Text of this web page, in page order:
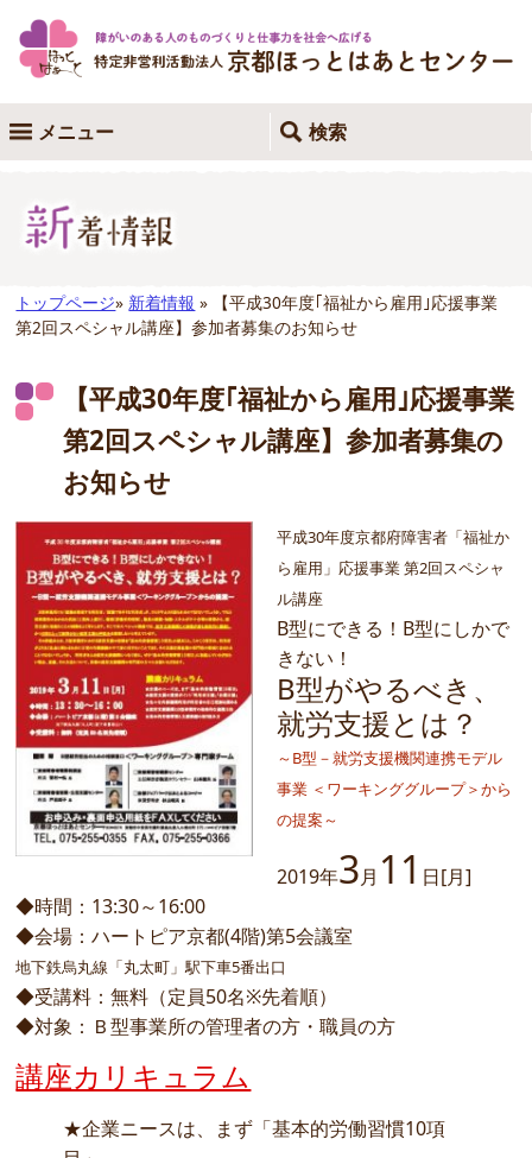
メニュー 検索
トップページ» 新着情報 » 【平成30年度｢福祉から雇用｣応援事業
第2回スペシャル講座】参加者募集のお知らせ
【平成30年度｢福祉から雇用｣応援事業
第2回スペシャル講座】参加者募集の
お知らせ
平成30年度京都府障害者「福祉か
ら雇用」応援事業 第2回スペシャ
ル講座
B型にできる！B型にしかで
きない！
B型がやるべき、
就労支援とは？
～B型－就労支援機関連携モデル
事業 ＜ワーキンググループ＞から
の提案～
2019年3月 11 日[月]
◆時間：13:30～16:00
◆会場：ハートピア京都(4階)第5会議室
地下鉄烏丸線「丸太町」駅下車5番出口
◆受講料：無料（定員50名※先着順）
◆対象：Ｂ型事業所の管理者の方・職員の方
講座カリキュラム
★企業ニースは、まず「基本的労働習慣10項